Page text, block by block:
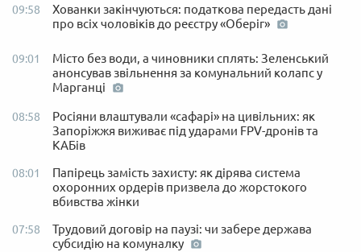
09:58
Хованки закінчуються: податкова передасть дані
про всіх чоловіків до реєстру «Оберіг»
09:01
Місто без води, а чиновники сплять: Зеленський
анонсував звільнення за комунальний колапс у
Марганці
08:58
Росіяни влаштували «сафарі» на цивільних: як
Запоріжжя виживає під ударами FPV-дронів та
КАБів
08:01
Папірець замість захисту: як дірява система
охоронних ордерів призвела до жорстокого
вбивства жінки
07:58
Трудовий договір на паузі: чи забере держава
субсидію на комуналку